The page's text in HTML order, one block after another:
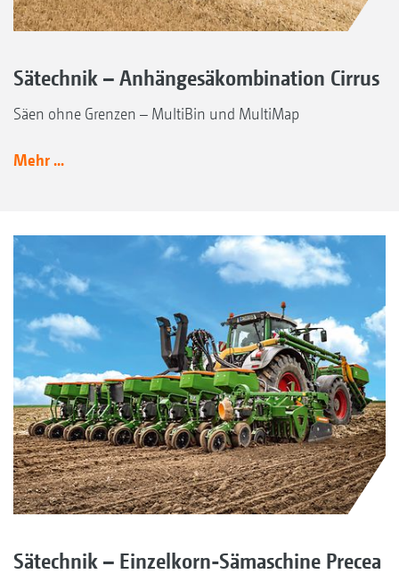
Sätechnik – Anhängesäkombination Cirrus
Säen ohne Grenzen – MultiBin und MultiMap
Mehr ...
Sätechnik – Einzelkorn-Sämaschine Precea